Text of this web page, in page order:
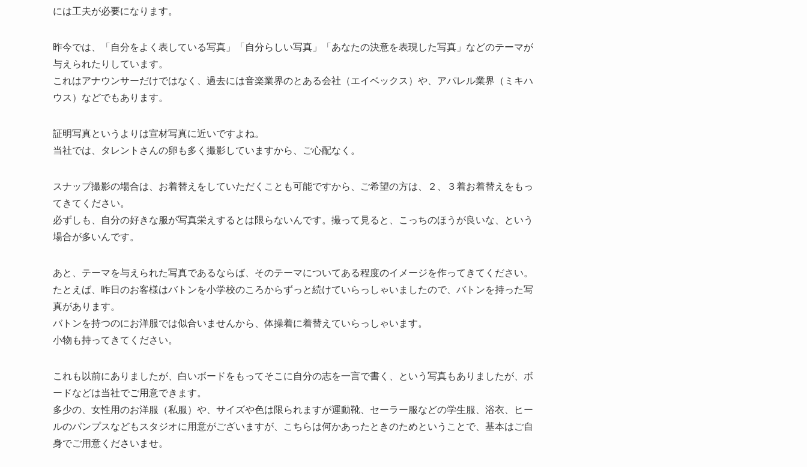
には工夫が必要になります。
昨今では、「自分をよく表している写真」「自分らしい写真」「あなたの決意を表現した写真」などのテーマが
与えられたりしています。
これはアナウンサーだけではなく、過去には音楽業界のとある会社（エイベックス）や、アパレル業界（ミキハ
ウス）などでもあります。
証明写真というよりは宣材写真に近いですよね。
当社では、タレントさんの卵も多く撮影していますから、ご心配なく。
スナップ撮影の場合は、お着替えをしていただくことも可能ですから、ご希望の方は、２、３着お着替えをもっ
てきてください。
必ずしも、自分の好きな服が写真栄えするとは限らないんです。撮って見ると、こっちのほうが良いな、という
場合が多いんです。
あと、テーマを与えられた写真であるならば、そのテーマについてある程度のイメージを作ってきてください。
たとえば、昨日のお客様はバトンを小学校のころからずっと続けていらっしゃいましたので、バトンを持った写
真があります。
バトンを持つのにお洋服では似合いませんから、体操着に着替えていらっしゃいます。
小物も持ってきてください。
これも以前にありましたが、白いボードをもってそこに自分の志を一言で書く、という写真もありましたが、ボ
ードなどは当社でご用意できます。
多少の、女性用のお洋服（私服）や、サイズや色は限られますが運動靴、セーラー服などの学生服、浴衣、ヒー
ルのパンプスなどもスタジオに用意がございますが、こちらは何かあったときのためということで、基本はご自
身でご用意くださいませ。